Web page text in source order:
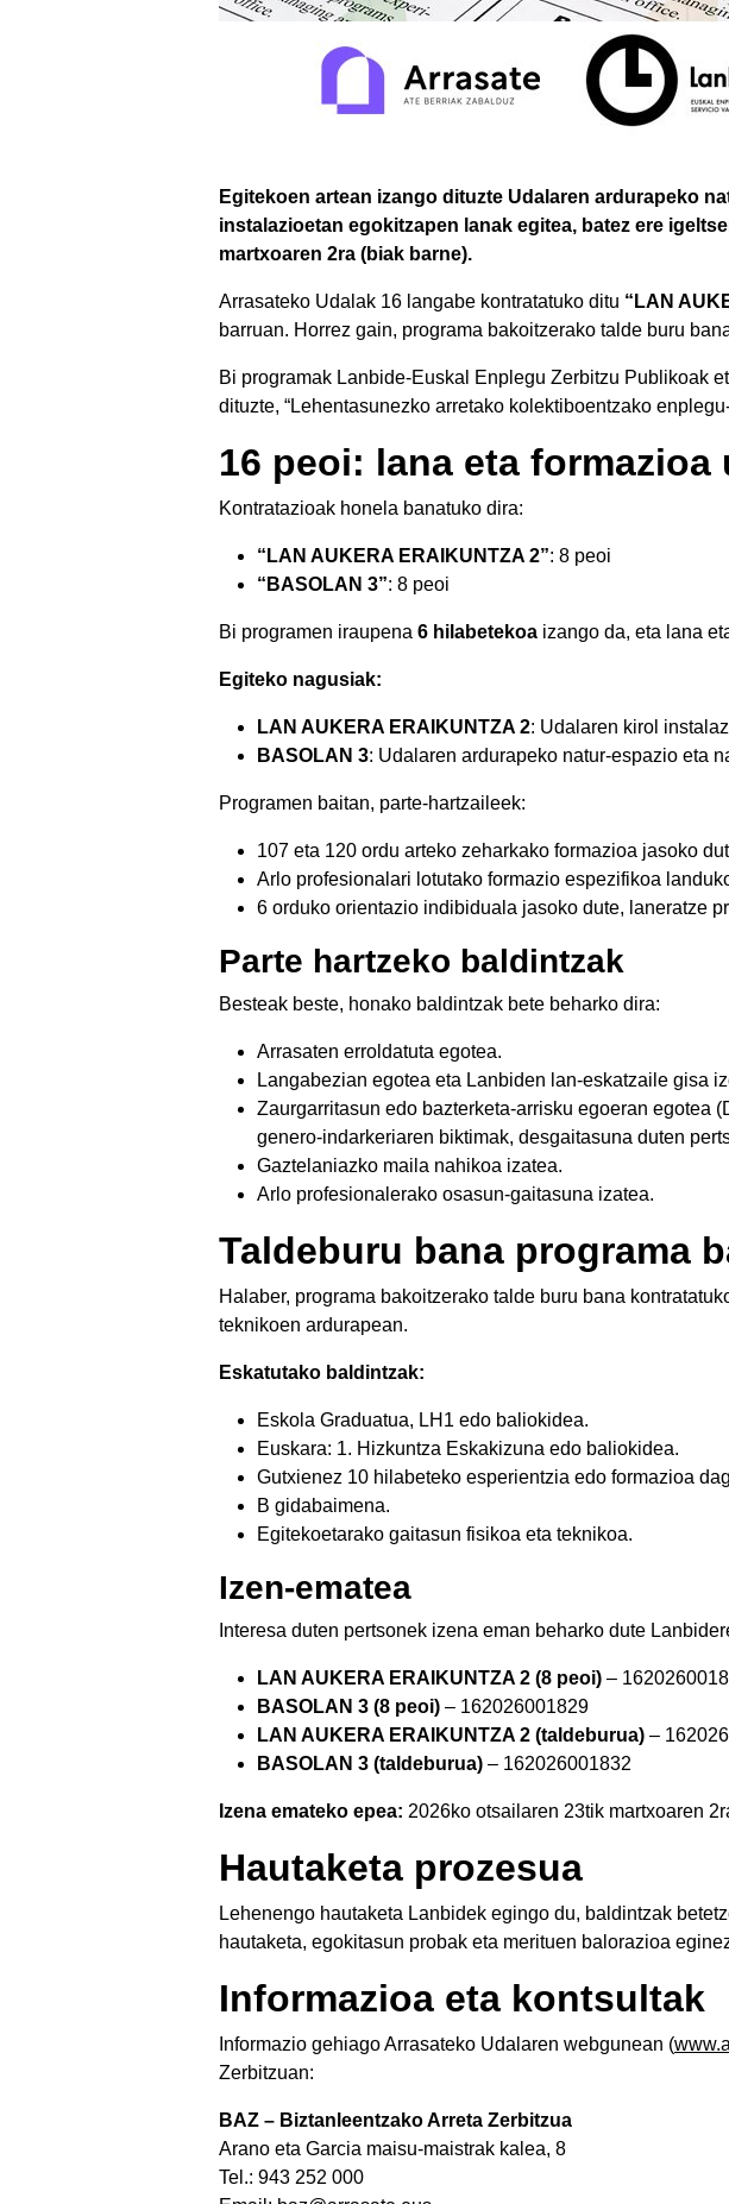
Egitekoen artean izango dituzte Udalaren ardurapeko
instalazioetan egokitzapen lanak egitea, batez ere
martxoaren 2ra (biak barne).
Arrasateko Udalak 16 langabe kontratatuko ditu “LAN
barruan. Horrez gain, programa bakoitzerako talde buru
Bi programak Lanbide-Euskal Enplegu Zerbitzu Publikoak
dituzte, “Lehentasunezko arretako kolektiboentzako
16 peoi: lana eta formazioa
Kontratazioak honela banatuko dira:
“LAN AUKERA ERAIKUNTZA 2”: 8 peoi
“BASOLAN 3”: 8 peoi
Bi programen iraupena 6 hilabetekoa izango da, eta lana
Egiteko nagusiak:
LAN AUKERA ERAIKUNTZA 2: Udalaren kirol
BASOLAN 3: Udalaren ardurapeko natur-espazio eta
Programen baitan, parte-hartzaileek:
107 eta 120 ordu arteko zeharkako formazioa jasoko
Arlo profesionalari lotutako formazio espezifikoa
6 orduko orientazio indibiduala jasoko dute, laneratze
Parte hartzeko baldintzak
Besteak beste, honako baldintzak bete beharko dira:
Arrasaten erroldatuta egotea.
Langabezian egotea eta Lanbiden lan-eskatzaile gisa
Zaurgarritasun edo bazterketa-arrisku egoeran egotea
genero-indarkeriaren biktimak, desgaitasuna duten
Gaztelaniazko maila nahikoa izatea.
Arlo profesionalerako osasun-gaitasuna izatea.
Taldeburu bana programa
Halaber, programa bakoitzerako talde buru bana
teknikoen ardurapean.
Eskatutako baldintzak:
Eskola Graduatua, LH1 edo baliokidea.
Euskara: 1. Hizkuntza Eskakizuna edo baliokidea.
Gutxienez 10 hilabeteko esperientzia edo formazioa
B gidabaimena.
Egitekoetarako gaitasun fisikoa eta teknikoa.
Izen-ematea
Interesa duten pertsonek izena eman beharko dute
LAN AUKERA ERAIKUNTZA 2 (8 peoi) –
BASOLAN 3 (8 peoi) – 162026001829
LAN AUKERA ERAIKUNTZA 2 (taldeburua) –
BASOLAN 3 (taldeburua) – 162026001832
Izena emateko epea: 2026ko otsailaren 23tik martxoaren
Hautaketa prozesua
Lehenengo hautaketa Lanbidek egingo du, baldintzak
hautaketa, egokitasun probak eta merituen balorazioa
Informazioa eta kontsultak
Informazio gehiago Arrasateko Udalaren webgunean (
Zerbitzuan:
BAZ – Biztanleentzako Arreta Zerbitzua
Arano eta Garcia maisu-maistrak kalea, 8
Tel.: 943 252 000